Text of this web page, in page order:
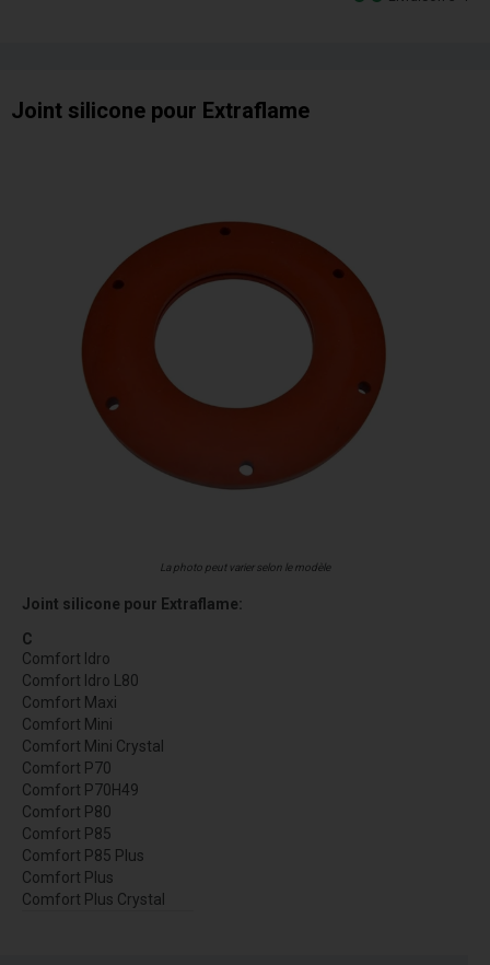
Joint silicone pour Extraflame
La photo peut varier selon le modèle
Joint silicone pour Extraflame:
C
Comfort Idro
Comfort Idro L80
Comfort Maxi
Comfort Mini
Comfort Mini Crystal
Comfort P70
Comfort P70H49
Comfort P80
Comfort P85
Comfort P85 Plus
Comfort Plus
Comfort Plus Crystal